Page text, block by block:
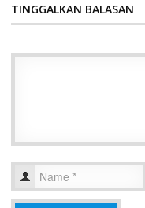
TINGGALKAN BALASAN